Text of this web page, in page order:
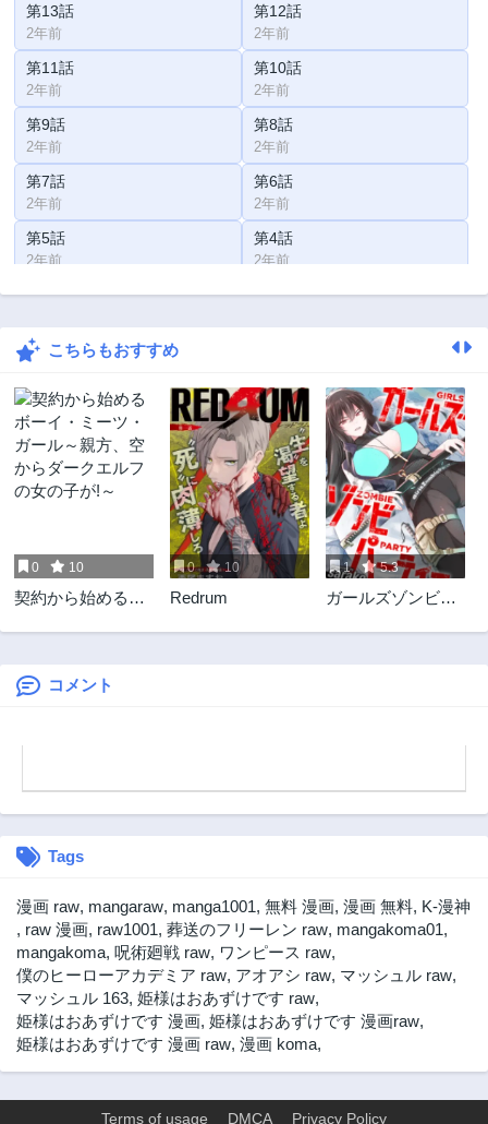
第13話
2年前
第12話
2年前
第11話
2年前
第10話
2年前
第9話
2年前
第8話
2年前
第7話
2年前
第6話
2年前
第5話
2年前
第4話
2年前
第3話 第2話
第1話こちらもおすすめ
0 10
契約から始めるボ
らダークエルフの
女の子が!～
0 10
Redrum
1 5.3
ガールズゾンビパ
コメント
Tags
漫画 raw, mangaraw, manga1001, 無料 漫画, 漫画 無料, K-漫神
, raw 漫画, raw1001, 葬送のフリーレン raw, mangakoma01,
mangakoma, 呪術廻戦 raw, ワンピース raw,
僕のヒーローアカデミア raw, アオアシ raw, マッシュル raw,
マッシュル 163, 姫様はおあずけです raw,
姫様はおあずけです 漫画, 姫様はおあずけです 漫画raw,
姫様はおあずけです 漫画 raw, 漫画 koma,
Terms of usage DMCA Privacy Policy